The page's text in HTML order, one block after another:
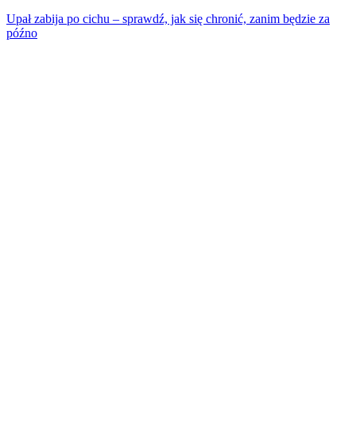
Upał zabija po cichu – sprawdź, jak się chronić, zanim będzie za
późno